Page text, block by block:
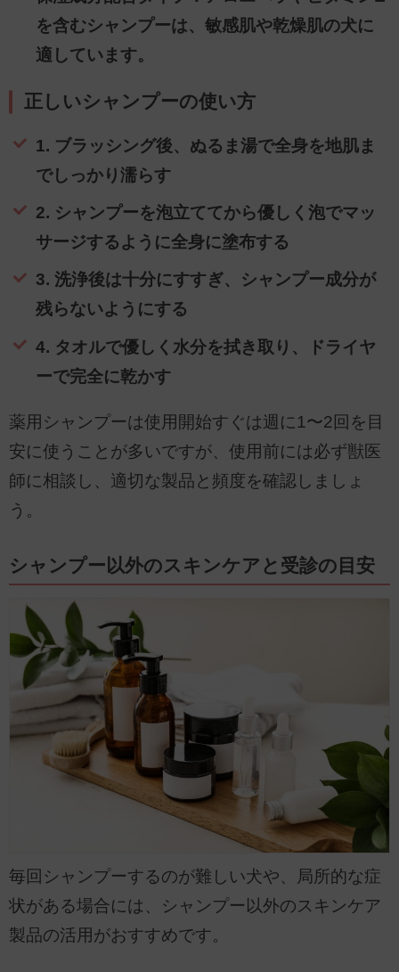
を含むシャンプーは、敏感肌や乾燥肌の犬に
適しています。
正しいシャンプーの使い方
1. ブラッシング後、ぬるま湯で全身を地肌ま
でしっかり濡らす
2. シャンプーを泡立ててから優しく泡でマッ
サージするように全身に塗布する
3. 洗浄後は十分にすすぎ、シャンプー成分が
残らないようにする
4. タオルで優しく水分を拭き取り、ドライヤ
ーで完全に乾かす
薬用シャンプーは使用開始すぐは週に1〜2回を目
安に使うことが多いですが、使用前には必ず獣医
師に相談し、適切な製品と頻度を確認しましょ
う。
シャンプー以外のスキンケアと受診の目安
毎回シャンプーするのが難しい犬や、局所的な症
状がある場合には、シャンプー以外のスキンケア
製品の活用がおすすめです。